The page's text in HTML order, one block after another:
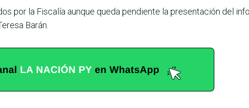
por la Fiscalía aunque queda pendiente la presentación del
Barán.